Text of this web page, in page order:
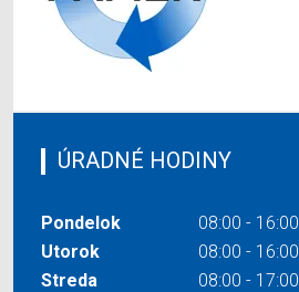
ÚRADNÉ HODINY
Pondelok
08:00 - 16:00
Utorok
08:00 - 16:00
Streda
08:00 - 17:00